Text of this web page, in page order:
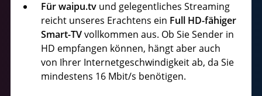
Für waipu.tv und gelegentliches Streaming
reicht unseres Erachtens ein Full HD-fähiger
Smart-TVvollkommen aus. Ob Sie Sender in
HD empfangen können, hängt aber auch
von Ihrer Internetgeschwindigkeit ab, da Sie
mindestens 16 Mbit/s benötigen.